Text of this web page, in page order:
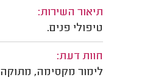
תיאור השירות:
טיפולי פנים.
חוות דעת:
לימור מקסימה,